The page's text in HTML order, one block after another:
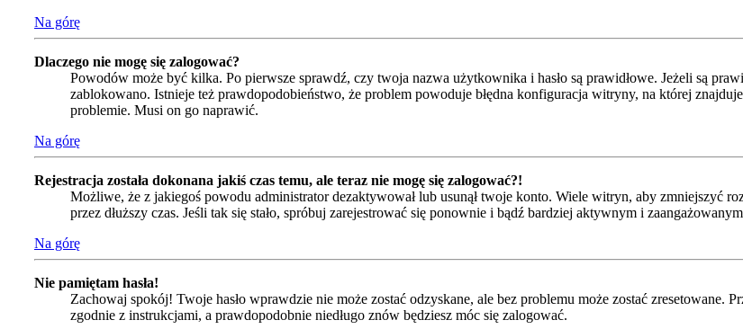
Na górę
Dlaczego nie mogę się zalogować?
Powodów może być kilka. Po pierwsze sprawdź, czy twoja nazwa użytkownika i hasło są prawidłowe. Jeżeli są
zablokowano. Istnieje też prawdopodobieństwo, że problem powoduje błędna konfiguracja witryny, na której
problemie. Musi on go naprawić.
Na górę
Rejestracja została dokonana jakiś czas temu, ale teraz nie mogę się zalogować?!
Możliwe, że z jakiegoś powodu administrator dezaktywował lub usunął twoje konto. Wiele witryn, aby zmniejszyć
przez dłuższy czas. Jeśli tak się stało, spróbuj zarejestrować się ponownie i bądź bardziej aktywnym i
Na górę
Nie pamiętam hasła!
Zachowaj spokój! Twoje hasło wprawdzie nie może zostać odzyskane, ale bez problemu może zostać zresetowane.
zgodnie z instrukcjami, a prawdopodobnie niedługo znów będziesz móc się zalogować.